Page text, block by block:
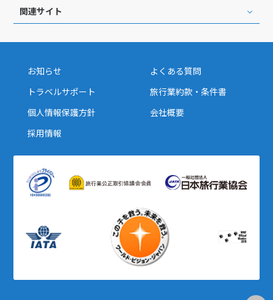
関連サイト
お知らせ
よくある質問
トラベルサポート
旅行業約款・条件書
個人情報保護方針
会社概要
採用情報